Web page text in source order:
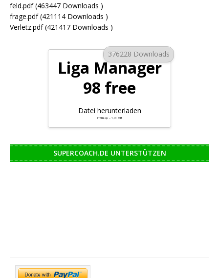
feld.pdf (463447 Downloads )
frage.pdf (421114 Downloads )
Verletz.pdf (421417 Downloads )
376228 Downloads
Liga Manager
98 free
Datei herunterladen
lm98.zip – 1,41 MB
SUPERCOACH.DE UNTERSTÜTZEN